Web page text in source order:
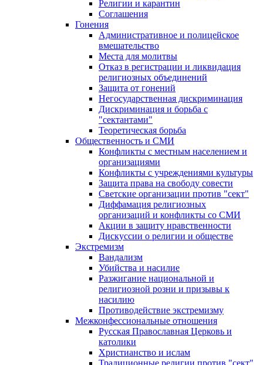
Религии и карантин
Соглашения
Гонения
Административное и полицейское
вмешательство
Места для молитвы
Отказ в регистрации и ликвидация
религиозных объединений
Защита от гонений
Негосударственная дискриминация
Дискриминация и борьба с
"сектантами"
Теоретическая борьба
Общественность и СМИ
Конфликты с местным населением и
организациями
Конфликты с учреждениями культуры
Защита права на свободу совести
Светские организации против "сект"
Диффамация религиозных
организаций и конфликты со СМИ
Акции в защиту нравственности
Дискуссии о религии и обществе
Экстремизм
Вандализм
Убийства и насилие
Разжигание национальной и
религиозной розни и призывы к
насилию
Противодействие экстремизму
Межконфессиональные отношения
Русская Православная Церковь и
католики
Христианство и ислам